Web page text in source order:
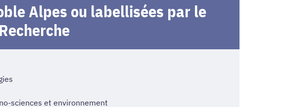
Alpes ou labellisées par le
sciences et environnement